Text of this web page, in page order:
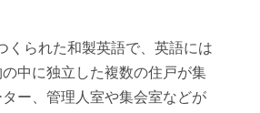
くられた和製英語で、英語には
中に独立した複数の住戸が集
ー、管理人室や集会室などが